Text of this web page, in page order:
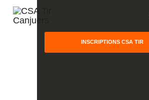
INSCRIPTIONS CSA TIR